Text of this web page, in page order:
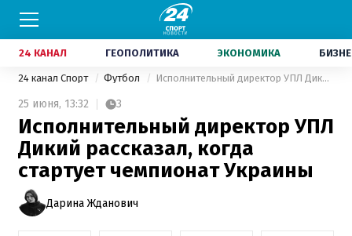
24 КАНАЛ ГЕОПОЛИТИКА ЭКОНОМИКА
24 канал Спорт Футбол Исполнительный директор УПЛ Дикий рассказал, когда стартует чемпионат Украины
25 июня, 13:32 3
Исполнительный директор УПЛ
Дикий рассказал, когда
стартует чемпионат Украины
Дарина Жданович